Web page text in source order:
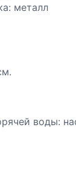
металл
воды: